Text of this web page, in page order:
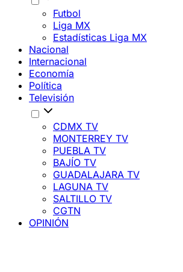
Futbol
Liga MX
Estadísticas Liga MX
Nacional
Internacional
Economía
Política
Televisión
CDMX TV
MONTERREY TV
PUEBLA TV
BAJÍO TV
GUADALAJARA TV
LAGUNA TV
SALTILLO TV
CGTN
OPINIÓN